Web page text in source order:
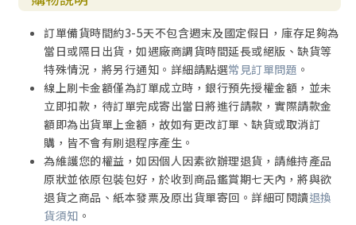
訂單備貨時間約3-5天不包含週末及國定假日，庫存足夠為
當日或隔日出貨，如遇廠商調貨時間延長或絕版、缺貨等
特殊情況，將另行通知。詳細請點選常見訂單問題 。
線上刷卡金額僅為訂單成立時，銀行預先授權金額，並未
立即扣款，待訂單完成寄出當日將進行請款，實際請款金
額即為出貨單上金額，故如有更改訂單、缺貨或取消訂
購，皆不會有刷退程序產生。
為維護您的權益，如因個人因素欲辦理退貨，請維持產品
原狀並依原包裝包好，於收到商品鑑賞期七天內，將與欲
退貨之商品、紙本發票及原出貨單寄回。詳細可閱讀退換
貨須知 。